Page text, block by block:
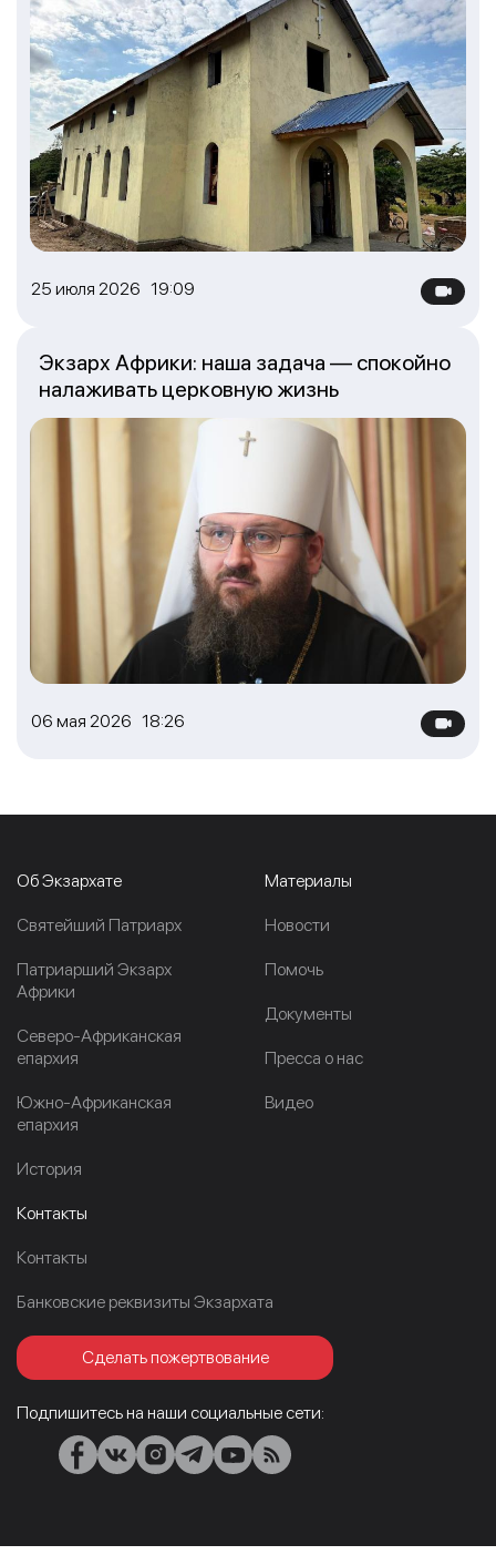
25 июля 2026 19:09
06 мая 2026 18:26
Экзарх Африки: наша задача — спокойно
налаживать церковную жизнь
Об Экзархате
Cвятейший Патриарх
Патриарший Экзарх
Африки
Северо-Африканская
епархия
Южно-Африканская
епархия
История
Материалы
Новости
Помочь
Документы
Пресса о нас
Видео
Контакты
Контакты
Банковские реквизиты Экзархата
Сделать пожертвование
Подпишитесь на наши социальные сети: